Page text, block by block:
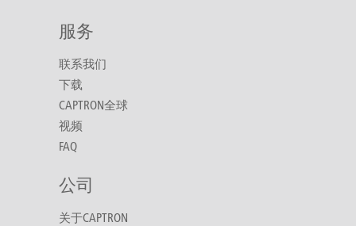
服务
联系我们
下载
CAPTRON全球
视频
FAQ
公司
关于CAPTRON